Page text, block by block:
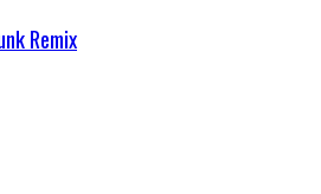
Remix